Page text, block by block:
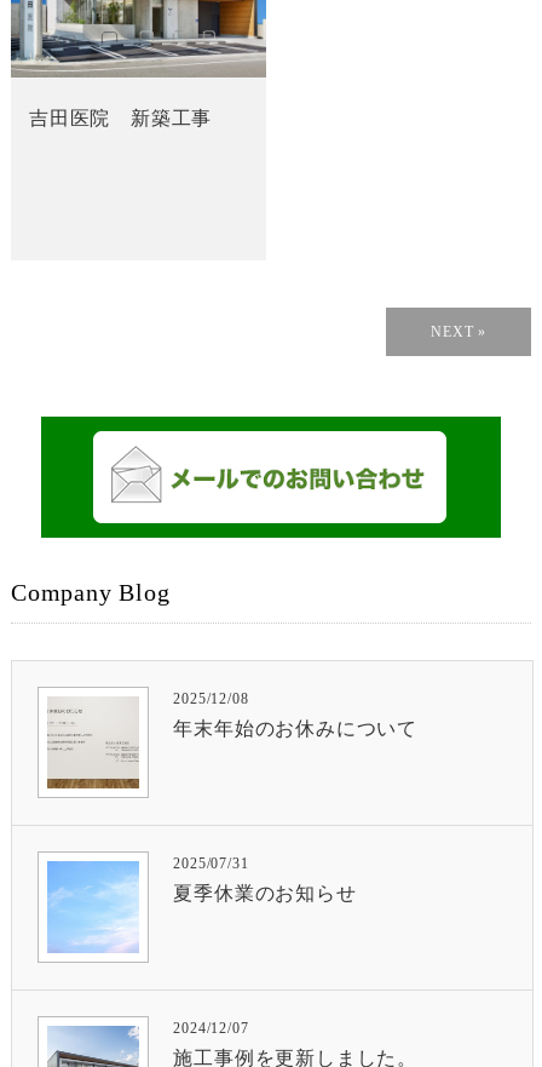
吉田医院 新築工事
NEXT »
Company Blog
2025/12/08
年末年始のお休みについて
2025/07/31
夏季休業のお知らせ
2024/12/07
施工事例を更新しました。